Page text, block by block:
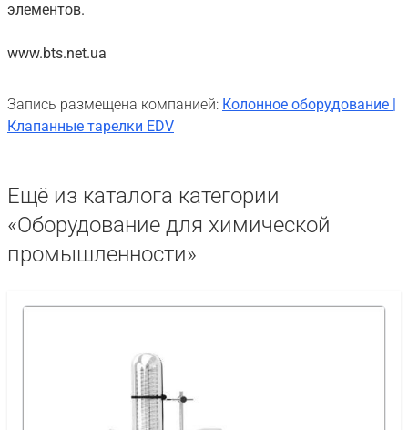
элементов.
www.bts.net.ua
Запись размещена компанией: Колонное оборудование |
Клапанные тарелки EDV
Ещё из каталога категории
«Оборудование для химической
промышленности»